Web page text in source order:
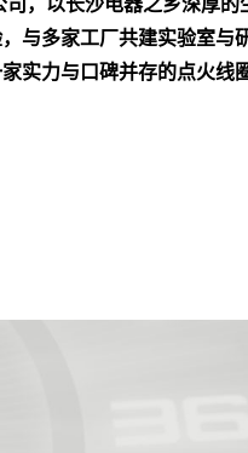
，以长沙电器之乡深厚的
与多家工厂共建实验室与
实力与口碑并存的点火线